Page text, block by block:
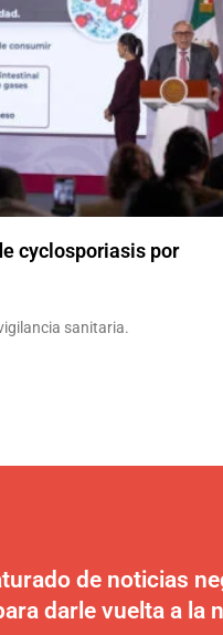
cyclosporiasis por
sanitaria.
de noticias
darle vuelta a la